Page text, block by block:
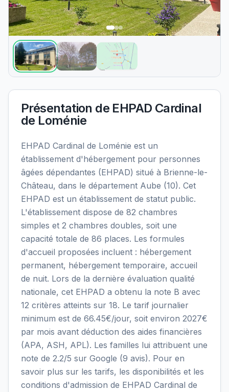
Présentation de EHPAD Cardinal
de Loménie
EHPAD Cardinal de Loménie est un
établissement d'hébergement pour personnes
âgées dépendantes (EHPAD) situé à Brienne-le-
Château, dans le département Aube (10). Cet
EHPAD est un établissement de statut public.
L'établissement dispose de 82 chambres
simples et 2 chambres doubles, soit une
capacité totale de 86 places. Les formules
d'accueil proposées incluent : hébergement
permanent, hébergement temporaire, accueil
de nuit. Lors de la dernière évaluation qualité
nationale, cet EHPAD a obtenu la note B avec
12 critères atteints sur 18. Le tarif journalier
minimum est de 66.45€/jour, soit environ 2027€
par mois avant déduction des aides financières
(APA, ASH, APL). Les familles lui attribuent une
note de 2.2/5 sur Google (9 avis). Pour en
savoir plus sur les tarifs, les disponibilités et les
conditions d'admission de EHPAD Cardinal de